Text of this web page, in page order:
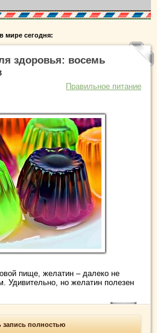
мире сегодня:
здоровья: восемь
Правильное питание
пище, желатин – далеко не
Удивительно, но желатин полезен
запись полностью